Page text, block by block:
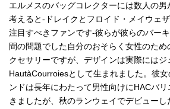
エルメスのバッグコレクターには数人の
考えると-ドレイクとフロイド・メイウェ
注目すべきファンです-彼らが彼らのバー
間の問題でした自分のおそらく女性のた
クセサリーですが、デザインは実際にはジ
HautàCourroiesとして生まれました。彼
ンドは長年にわたって男性向けにHACバ
きましたが、秋のランウェイでデビュー